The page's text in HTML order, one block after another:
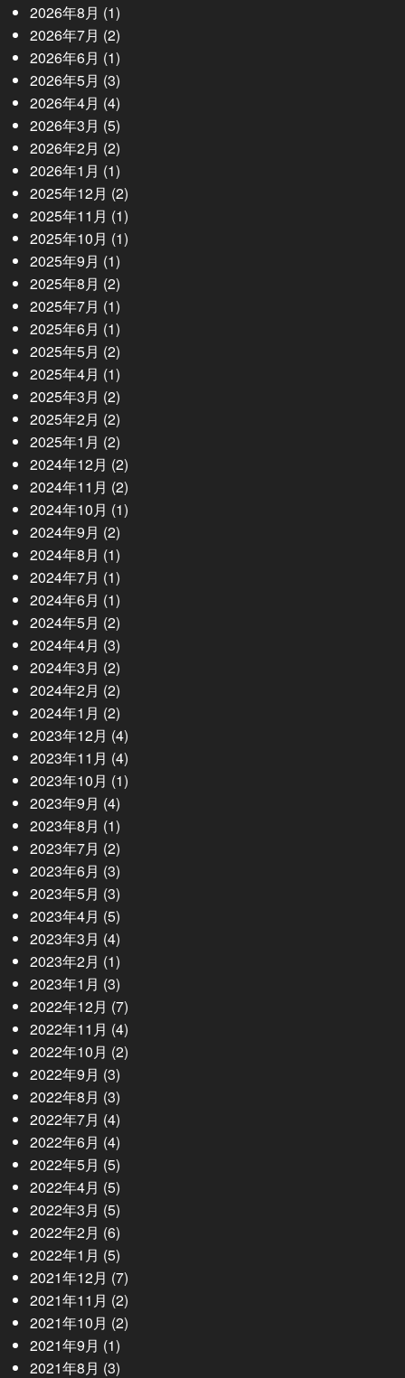
2026年8月 (1)
2026年7月 (2)
2026年6月 (1)
2026年5月 (3)
2026年4月 (4)
2026年3月 (5)
2026年2月 (2)
2026年1月 (1)
2025年12月 (2)
2025年11月 (1)
2025年10月 (1)
2025年9月 (1)
2025年8月 (2)
2025年7月 (1)
2025年6月 (1)
2025年5月 (2)
2025年4月 (1)
2025年3月 (2)
2025年2月 (2)
2025年1月 (2)
2024年12月 (2)
2024年11月 (2)
2024年10月 (1)
2024年9月 (2)
2024年8月 (1)
2024年7月 (1)
2024年6月 (1)
2024年5月 (2)
2024年4月 (3)
2024年3月 (2)
2024年2月 (2)
2024年1月 (2)
2023年12月 (4)
2023年11月 (4)
2023年10月 (1)
2023年9月 (4)
2023年8月 (1)
2023年7月 (2)
2023年6月 (3)
2023年5月 (3)
2023年4月 (5)
2023年3月 (4)
2023年2月 (1)
2023年1月 (3)
2022年12月 (7)
2022年11月 (4)
2022年10月 (2)
2022年9月 (3)
2022年8月 (3)
2022年7月 (4)
2022年6月 (4)
2022年5月 (5)
2022年4月 (5)
2022年3月 (5)
2022年2月 (6)
2022年1月 (5)
2021年12月 (7)
2021年11月 (2)
2021年10月 (2)
2021年9月 (1)
2021年8月 (3)